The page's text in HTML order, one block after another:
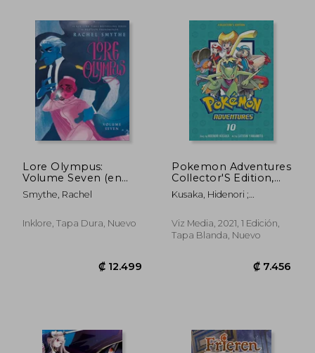
Lore Olympus:
Volume Seven (en
Inglés)
Smythe, Rachel
Inklore, Tapa Dura, Nuevo
Pokemon Adventures
Collector'S Edition,
Vol. 10 (en Inglés)
Kusaka, Hidenori ;
Viz Media, 2021, 1 Edición,
Tapa Blanda, Nuevo